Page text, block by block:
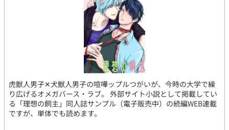
虎獣人男子✕犬獣人男子の喧嘩ップルつがいが、今時の大学で繰
り広げるオメガバース・ラブ。 外部サイト小説として掲載してい
る「理想の飼主」同人誌サンプル（電子販売中）の続編WEB連載
ですが、単体でも読めます。